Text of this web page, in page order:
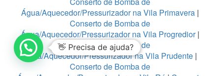
Água/Aquecedor/Pressurizador na Vila Primavera |
Conserto de Bomba de
Água/Aquecedor/Pressurizador na Vila Progredior|
Conserto de Bomba de
Água/Aquecedor/Pressurizador na Vila Prudente |
Conserto de Bomba de
👋 Precisa de ajuda?